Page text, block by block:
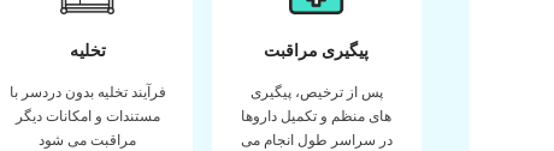
تخلیه
فرآیند تخلیه بدون دردسر با
مستندات و امکانات دیگر
مراقبت می شود
پیگیری مراقبت
پس از ترخیص، پیگیری
های منظم و تکمیل داروها
در سراسر طول انجام می